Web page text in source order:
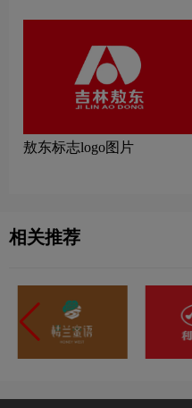
敖东标志logo图片
相关推荐